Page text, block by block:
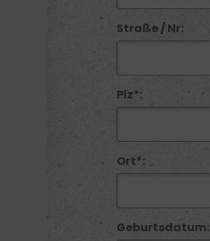
Straße / Nr:
Plz*:
Ort*:
Geburtsdatum: